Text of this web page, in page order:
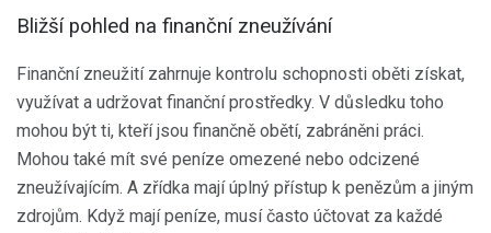
Bližší pohled na finanční zneužívání
Finanční zneužití zahrnuje kontrolu schopnosti oběti získat,
využívat a udržovat finanční prostředky. V důsledku toho
mohou být ti, kteří jsou finančně obětí, zabráněni práci.
Mohou také mít své peníze omezené nebo odcizené
zneužívajícím. A zřídka mají úplný přístup k penězům a jiným
zdrojům. Když mají peníze, musí často účtovat za každé